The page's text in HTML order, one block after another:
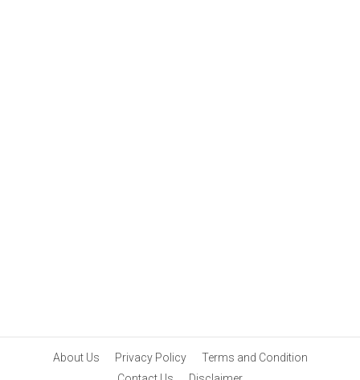
About Us Privacy Policy
Terms and Condition